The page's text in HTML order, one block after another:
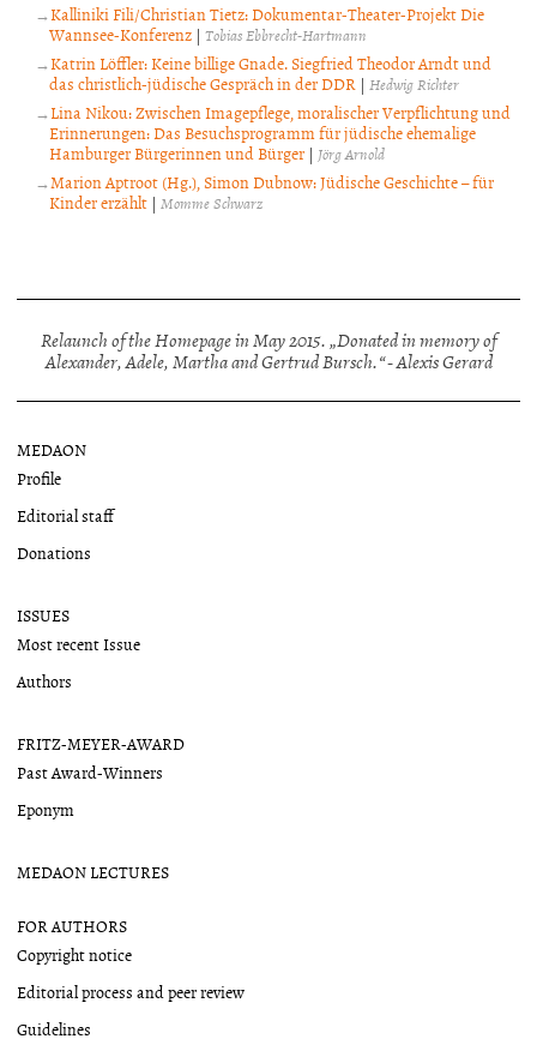
Kalliniki Fili/Christian Tietz: Dokumentar-Theater-Projekt Die
Wannsee-Konferenz | Tobias Ebbrecht-Hartmann
Katrin Löffler: Keine billige Gnade. Siegfried Theodor Arndt und
das christlich-jüdische Gespräch in der DDR | Hedwig Richter
Lina Nikou: Zwischen Imagepflege, moralischer Verpflichtung und
Erinnerungen: Das Besuchsprogramm für jüdische ehemalige
Hamburger Bürgerinnen und Bürger | Jörg Arnold
Marion Aptroot (Hg.), Simon Dubnow: Jüdische Geschichte – für
Kinder erzählt | Momme Schwarz
Relaunch of the Homepage in May 2015. „Donated in memory of
Alexander, Adele, Martha and Gertrud Bursch.“ - Alexis Gerard
MEDAON
Profile
Editorial staff
Donations
ISSUES
Most recent Issue
Authors
FRITZ-MEYER-AWARD
Past Award-Winners
Eponym
MEDAON LECTURES
FOR AUTHORS
Copyright notice
Editorial process and peer review
Guidelines